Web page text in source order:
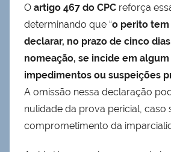
O artigo 467 do CPC reforça
determinando que “o perito
declarar, no prazo de cinco
nomeação, se incide em algum
impedimentos ou suspeições
A omissão nessa declaração
nulidade da prova pericial, caso
comprometimento da